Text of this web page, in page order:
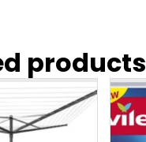
products